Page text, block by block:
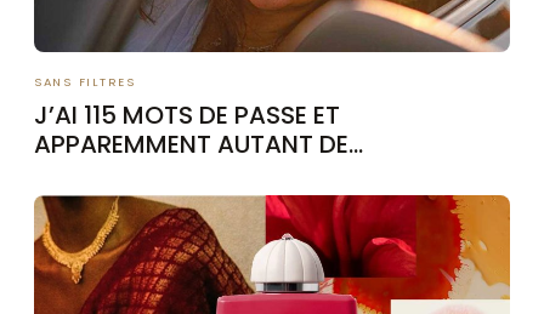
SANS FILTRES
J’AI 115 MOTS DE PASSE ET
APPAREMMENT AUTANT DE